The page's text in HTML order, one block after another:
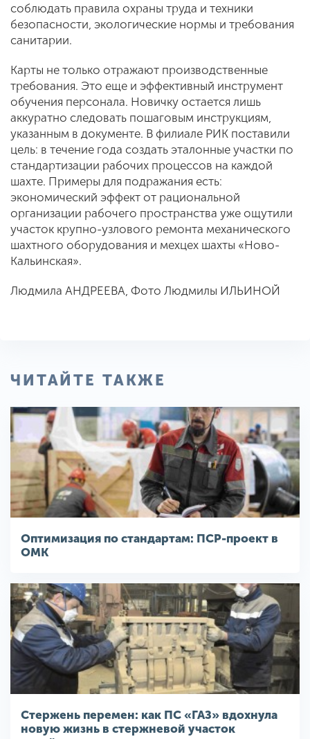
соблюдать правила охраны труда и техники
безопасности, экологические нормы и требования
санитарии.
Карты не только отражают производственные
требования. Это еще и эффективный инструмент
обучения персонала. Новичку остается лишь
аккуратно следовать пошаговым инструкциям,
указанным в документе. В филиале РИК поставили
цель: в течение года создать эталонные участки по
стандартизации рабочих процессов на каждой
шахте. Примеры для подражания есть:
экономический эффект от рациональной
организации рабочего пространства уже ощутили
участок крупно-узлового ремонта механического
шахтного оборудования и мехцех шахты «Ново-
Кальинская».
Людмила АНДРЕЕВА, Фото Людмилы ИЛЬИНОЙ
ЧИТАЙТЕ ТАКЖЕ
Оптимизация по стандартам: ПСР-проект в
ОМК
Стержень перемен: как ПС «ГАЗ» вдохнула
новую жизнь в стержневой участок